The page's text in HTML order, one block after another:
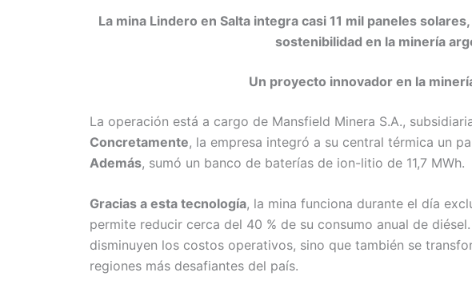
La mina Lindero en Salta integra casi 11 mil paneles
sostenibilidad en la minería
Un proyecto innovador en la
La operación está a cargo de Mansfield Minera S.A.,
Concretamente, la empresa integró a su central térmica un
Además, sumó un banco de baterías de ion-litio de 11,7 MWh.
Gracias a esta tecnología, la mina funciona durante el día
permite reducir cerca del 40 % de su consumo anual de diésel.
disminuyen los costos operativos, sino que también se
regiones más desafiantes del país.